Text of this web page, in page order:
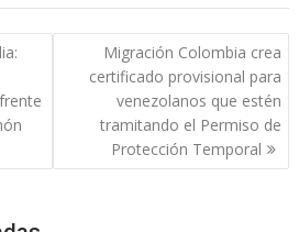
Migración Colombia crea
certificado provisional para
venezolanos que estén
tramitando el Permiso de
Protección Temporal